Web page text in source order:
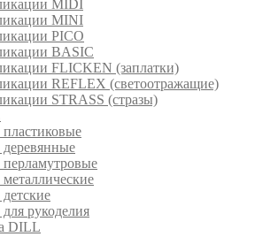
MIDI
MINI
PICO
BASIC
FLICKEN (заплатки)
REFLEX (светоотражащие)
STRASS (стразы)
рукоделия
DILL